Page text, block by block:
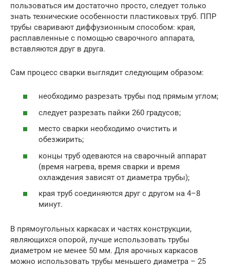
пользоваться им достаточно просто, следует только
знать технические особенности пластиковых труб. ППР
трубы сваривают диффузионным способом: края,
расплавленные с помощью сварочного аппарата,
вставляются друг в друга.
Сам процесс сварки выглядит следующим образом:
необходимо разрезать трубы под прямым углом;
следует разрезать пайки 260 градусов;
место сварки необходимо очистить и
обезжирить;
концы труб одеваются на сварочный аппарат
(время нагрева, время сварки и время
охлаждения зависят от диаметра трубы);
края труб соединяются друг с другом на 4–8
минут.
В прямоугольных каркасах и частях конструкции,
являющихся опорой, лучше использовать трубы
диаметром не менее 50 мм. Для арочных каркасов
можно использовать трубы меньшего диаметра – 25